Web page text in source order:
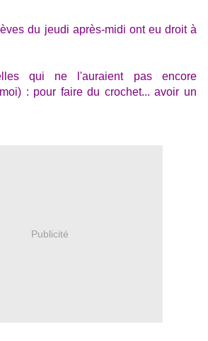
du jeudi après-midi ont eu droit à
qui ne l'auraient pas encore
: pour faire du crochet... avoir un
Publicité